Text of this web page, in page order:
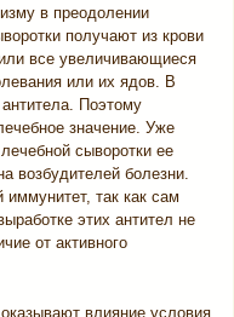
в преодолении
получают из крови
все увеличивающиеся
или их ядов. В
Поэтому
значение. Уже
сыворотки ее
возбудителей болезни.
так как сам
этих антител не
от активного
влияние условия